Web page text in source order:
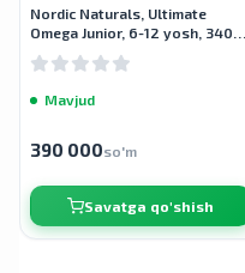
Nordic Naturals, Ultimate
Omega Junior, 6-12 yosh, 340
mg, 90 mini kapsulalar
Mavjud
390 000so'm
Savatga qo'shish